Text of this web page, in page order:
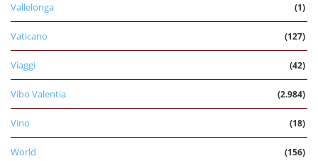
Vallelonga (1)
Vaticano (127)
Viaggi (42)
Vibo Valentia (2.984)
Vino (18)
World (156)